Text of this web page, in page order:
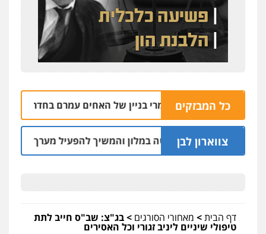
כל המבזקים
עסק לחומרי בניין של האחים עמרם בחדרה 09.08 | 12:39
צווארון לבן
חשד: שכר סוויטה במלון והמשיך להפעיל מערך הפצת וקיזוז
דף הבית> מאחורי הסורגים >בג"צ: שב"ס חייב לתת
טיפולי שיניים ליניב זגורי וכל האסירים